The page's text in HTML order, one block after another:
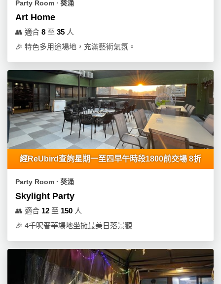
Party Room ∙ 葵涌
Art Home
👥 適合 8 至 35 人
🎉 特色多用途場地，充滿藝術氣氛。
經ReUbird查詢星期一至四早午時段1800前交場 8折
Party Room ∙ 葵涌
Skylight Party
👥 適合 12 至 150 人
🎉 4千呎奢華場地坐擁最美日落景觀